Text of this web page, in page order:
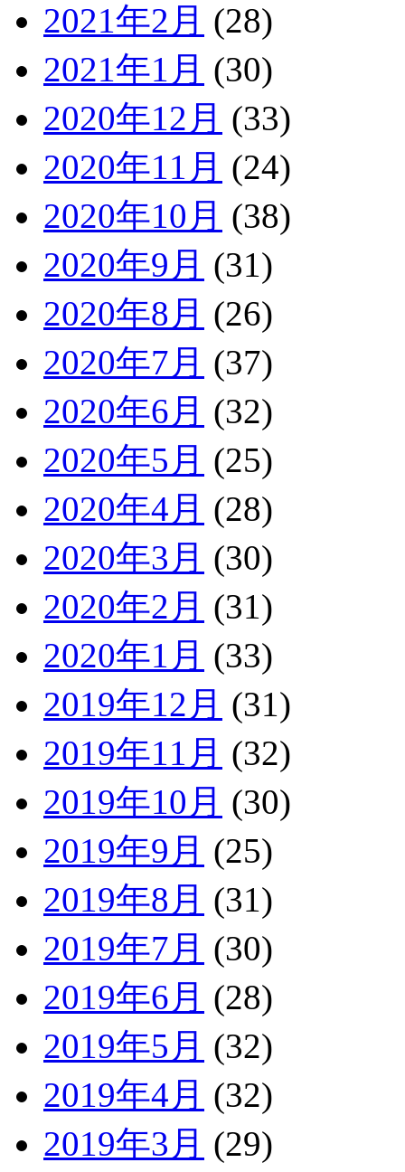
2021年2月 (28)
2021年1月 (30)
2020年12月 (33)
2020年11月 (24)
2020年10月 (38)
2020年9月 (31)
2020年8月 (26)
2020年7月 (37)
2020年6月 (32)
2020年5月 (25)
2020年4月 (28)
2020年3月 (30)
2020年2月 (31)
2020年1月 (33)
2019年12月 (31)
2019年11月 (32)
2019年10月 (30)
2019年9月 (25)
2019年8月 (31)
2019年7月 (30)
2019年6月 (28)
2019年5月 (32)
2019年4月 (32)
2019年3月 (29)